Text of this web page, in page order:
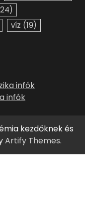
víz (19)
infók
infók
kezdőknek és
Artify Themes.